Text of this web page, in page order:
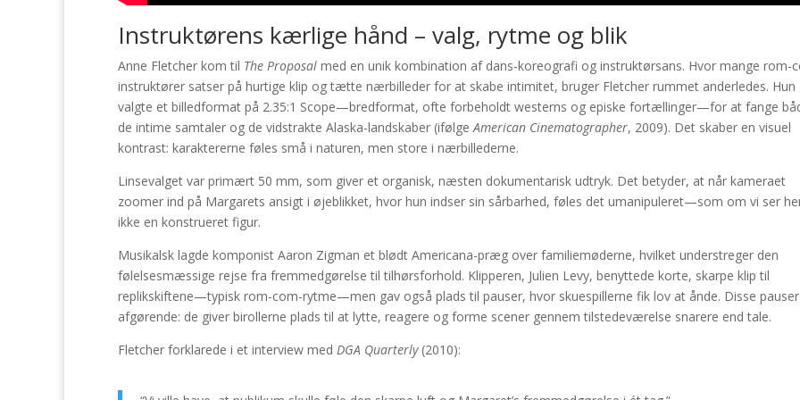
Instruktørens kærlige hånd – valg, rytme og blik
Anne Fletcher kom til The Proposal med en unik kombination af dans-koreografi og instruktørsans. Hvor mange rom-
instruktører satser på hurtige klip og tætte nærbilleder for at skabe intimitet, bruger Fletcher rummet anderledes. Hun
valgte et billedformat på 2.35:1 Scope—bredformat, ofte forbeholdt westerns og episke fortællinger—for at fange
de intime samtaler og de vidstrakte Alaska-landskaber (ifølgeAmerican Cinematographer, 2009). Det skaber en visuel
kontrast: karaktererne føles små i naturen, men store i nærbillederne.
Linsevalget var primært 50 mm, som giver et organisk, næsten dokumentarisk udtryk. Det betyder, at når kameraet
zoomer ind på Margarets ansigt i øjeblikket, hvor hun indser sin sårbarhed, føles det umanipuleret—som om vi ser
ikke en konstrueret figur.
Musikalsk lagde komponist Aaron Zigman et blødt Americana-præg over familiemøderne, hvilket understreger den
følelsesmæssige rejse fra fremmedgørelse til tilhørsforhold. Klipperen, Julien Levy, benyttede korte, skarpe klip til
replikskiftene—typisk rom-com-rytme—men gav også plads til pauser, hvor skuespillerne fik lov at ånde. Disse
afgørende: de giver birollerne plads til at lytte, reagere og forme scener gennem tilstedeværelse snarere end tale.
Fletcher forklarede i et interview med DGA Quarterly(2010):